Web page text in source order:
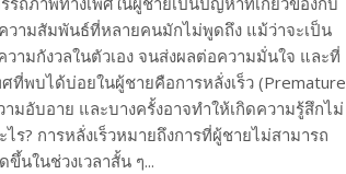
วามสัมพันธ์ที่หลายคนมักไม่พูดถึง แม้ว่าจะเป็น
ามกังวลในตัวเอง จนส่งผลต่อความมั่นใจ และที่
พบได้บ่อยในผู้ชายคือการหลั่งเร็ว (Premature
มอับอาย และบางครั้งอาจทำให้เกิดความรู้สึกไม่
? การหลั่งเร็วหมายถึงการที่ผู้ชายไม่สามารถ
นในช่วงเวลาสั้น ๆ...